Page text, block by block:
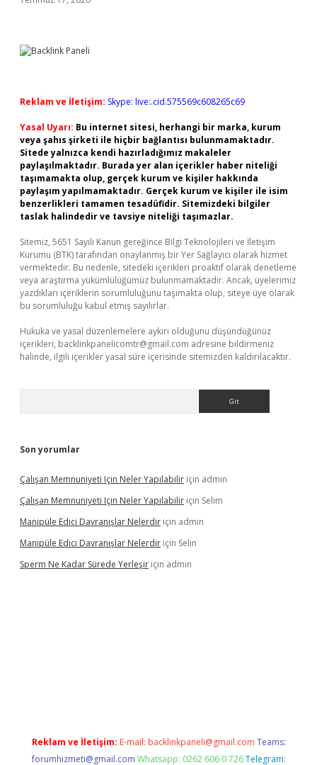
Reklam ve İletişim: Skype: live:.cid.575569c608265c69
Yasal Uyarı: Bu internet sitesi, herhangi bir marka, kurum
veya şahıs şirketi ile hiçbir bağlantısı bulunmamaktadır.
Sitede yalnızca kendi hazırladığımız makaleler
paylaşılmaktadır. Burada yer alan içerikler haber niteliği
taşımamakta olup, gerçek kurum ve kişiler hakkında
paylaşım yapılmamaktadır. Gerçek kurum ve kişiler ile isim
benzerlikleri tamamen tesadüfidir. Sitemizdeki bilgiler
taslak halindedir ve tavsiye niteliği taşımazlar.
Sitemiz, 5651 Sayılı Kanun gereğince Bilgi Teknolojileri ve İletişim
Kurumu (BTK) tarafından onaylanmış bir Yer Sağlayıcı olarak hizmet
vermektedir. Bu nedenle, sitedeki içerikleri proaktif olarak denetleme
veya araştırma yükümlülüğümüz bulunmamaktadır. Ancak, üyelerimiz
yazdıkları içeriklerin sorumluluğunu taşımakta olup, siteye üye olarak
bu sorumluluğu kabul etmiş sayılırlar.
Hukuka ve yasal düzenlemelere aykırı olduğunu düşündüğünüz
içerikleri, backlinkpanelicomtr@gmail.com adresine bildirmeniz
halinde, ilgili içerikler yasal süre içerisinde sitemizden kaldırılacaktır.
Son yorumlar
Çalışan Memnuniyeti Için Neler Yapılabilir için admin
Çalışan Memnuniyeti Için Neler Yapılabilir için Selim
Manipüle Edici Davranışlar Nelerdir için admin
Manipüle Edici Davranışlar Nelerdir için Selin
Sperm Ne Kadar Sürede Yerleşir için admin
Reklam ve İletişim: E-mail: backlinkpaneli@gmail.com Teams:
forumhizmeti@gmail.com Whatsapp: 0262 606 0 726 Telegram: